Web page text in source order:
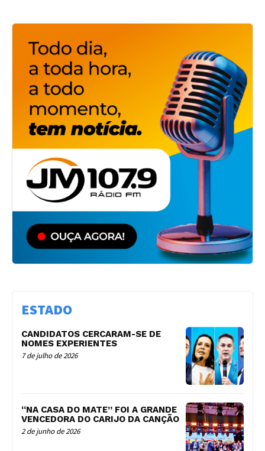
ESTADO
CANDIDATOS CERCARAM-SE DE
NOMES EXPERIENTES
7 de julho de 2026
“NA CASA DO MATE” FOI A GRANDE
VENCEDORA DO CARIJO DA CANÇÃO
2 de junho de 2026